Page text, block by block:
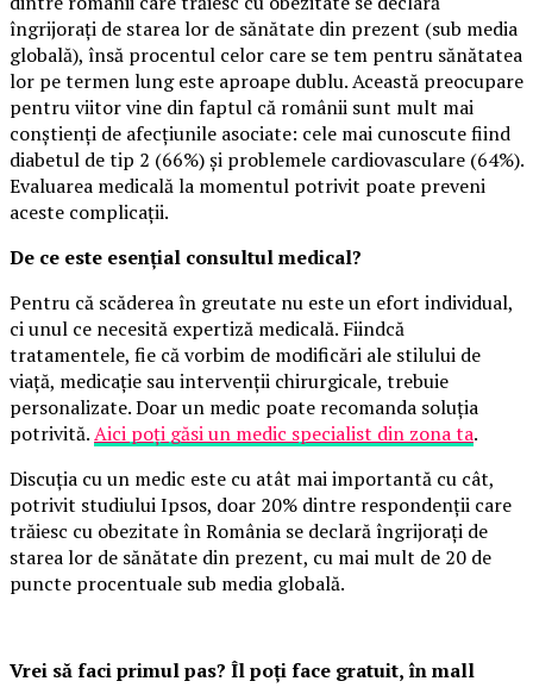
îngrijorați de starea lor de sănătate din prezent (sub media
globală), însă procentul celor care se tem pentru sănătatea
lor pe termen lung este aproape dublu. Această preocupare
pentru viitor vine din faptul că românii sunt mult mai
conștienți de afecțiunile asociate: cele mai cunoscute fiind
diabetul de tip 2 (66%) și problemele cardiovasculare (64%).
Evaluarea medicală la momentul potrivit poate preveni
aceste complicații.
De ce este esențial consultul medical?
Pentru că scăderea în greutate nu este un efort individual,
ci unul ce necesită expertiză medicală. Fiindcă
tratamentele, fie că vorbim de modificări ale stilului de
viață, medicație sau intervenții chirurgicale, trebuie
personalizate. Doar un medic poate recomanda soluția
potrivită.Aici poți găsi un medic specialist din zona ta.
Discuția cu un medic este cu atât mai importantă cu cât,
potrivit studiului Ipsos, doar 20% dintre respondenții care
trăiesc cu obezitate în România se declară îngrijorați de
starea lor de sănătate din prezent, cu mai mult de 20 de
puncte procentuale sub media globală.
Vrei să faci primul pas? Îl poți face gratuit, în mall